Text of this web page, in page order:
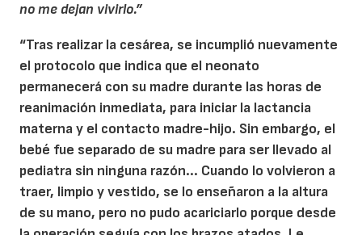
no me dejan vivirlo.”
“Tras realizar la cesárea, se incumplió nuevamente
el protocolo que indica que el neonato
permanecerá con su madre durante las horas de
reanimación inmediata, para iniciar la lactancia
materna y el contacto madre-hijo. Sin embargo, el
bebé fue separado de su madre para ser llevado al
pediatra sin ninguna razón... Cuando lo volvieron a
traer, limpio y vestido, se lo enseñaron a la altura
de su mano, pero no pudo acariciarlo porque desde